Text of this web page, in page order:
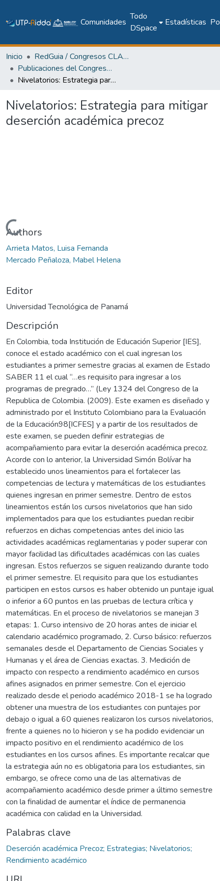
Comunidades
Todo
DSpace
Estadísticas
Inicio
RedGuia / Congresos CLABES
Publicaciones del Congreso Internacional CLABES
Nivelatorios: Estrategia para mitigar deserción académica precoz
Nivelatorios: Estrategia para mitigar
deserción académica precoz
Cargando...
Authors
Arrieta Matos, Luisa Fernanda
Mercado Peñaloza, Mabel Helena
Editor
Universidad Tecnológica de Panamá
Descripción
En Colombia, toda Institución de Educación Superior [IES],
conoce el estado académico con el cual ingresan los
estudiantes a primer semestre gracias al examen de Estado
SABER 11 el cual “…es requisito para ingresar a los
programas de pregrado…” (Ley 1324 del Congreso de la
Republica de Colombia. (2009). Este examen es diseñado y
administrado por el Instituto Colombiano para la Evaluación
de la Educación98[ICFES] y a partir de los resultados de
este examen, se pueden definir estrategias de
acompañamiento para evitar la deserción académica precoz.
Acorde con lo anterior, la Universidad Simón Bolívar ha
establecido unos lineamientos para el fortalecer las
competencias de lectura y matemáticas de los estudiantes
quienes ingresan en primer semestre. Dentro de estos
lineamientos están los cursos nivelatorios que han sido
implementados para que los estudiantes puedan recibir
refuerzos en dichas competencias antes del inicio las
actividades académicas reglamentarias y poder superar con
mayor facilidad las dificultades académicas con las cuales
ingresan. Estos refuerzos se siguen realizando durante todo
el primer semestre. El requisito para que los estudiantes
participen en estos cursos es haber obtenido un puntaje igual
o inferior a 60 puntos en las pruebas de lectura crítica y
matemáticas. En el proceso de nivelatorios se manejan 3
etapas: 1. Curso intensivo de 20 horas antes de iniciar el
calendario académico programado, 2. Curso básico: refuerzos
semanales desde el Departamento de Ciencias Sociales y
Humanas y el área de Ciencias exactas. 3. Medición de
impacto con respecto a rendimiento académico en cursos
afines asignados en primer semestre. Con el ejercicio
realizado desde el periodo académico 2018-1 se ha logrado
obtener una muestra de los estudiantes con puntajes por
debajo o igual a 60 quienes realizaron los cursos nivelatorios,
frente a quienes no lo hicieron y se ha podido evidenciar un
impacto positivo en el rendimiento académico de los
estudiantes en los cursos afines. Es importante recalcar que
la estrategia aún no es obligatoria para los estudiantes, sin
embargo, se ofrece como una de las alternativas de
acompañamiento académico desde primer a último semestre
con la finalidad de aumentar el índice de permanencia
académica con calidad en la Universidad.
Palabras clave
Deserción académica Precoz; Estrategias; Nivelatorios;
Rendimiento académico